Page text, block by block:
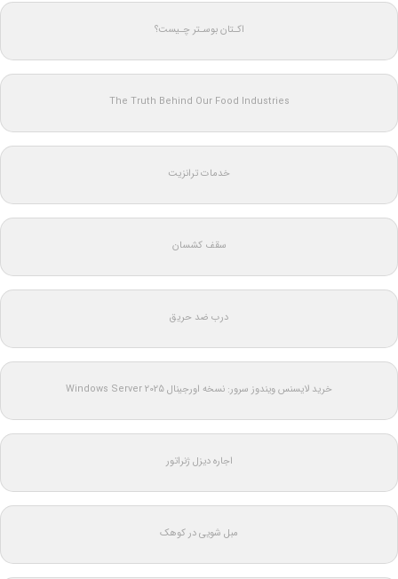
اکـتان بوسـتر چـیست؟
The Truth Behind Our Food Industries
خدمات ترانزیت
سقف کشسان
درب ضد حریق
خرید لایسنس ویندوز سرور: نسخه اورجینال Windows Server 2025
اجاره دیزل ژنراتور
مبل شویی در کوهک